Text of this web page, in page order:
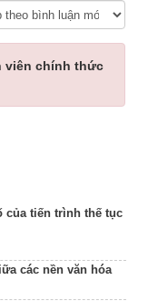
viên chính thức
của tiến trình thế tục
các nền văn hóa